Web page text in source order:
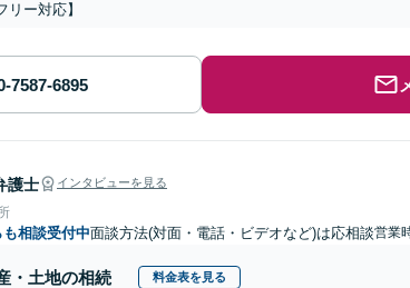
リー対応】
護士 インタビューを見る
も相談受付中面談方法(対面・電話・ビデオなど)は応相談営業
・土地の相続 料金表を見る